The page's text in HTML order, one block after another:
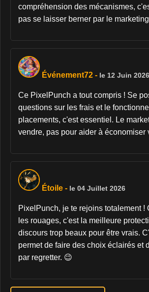
compréhension des mécanismes,
pas se laisser berner par le
Événement72 - le 12 Juin 2026
Ce PixelPunch a tout compris ! Se
questions sur les frais et le
placements, c'est essentiel. Le
vendre, pas pour aider à économiser
Étoile - le 04 Juillet 2026
PixelPunch, je te rejoins totalement !
les rouages, c'est la meilleure
discours trop beaux pour être vrais.
permet de faire des choix éclairés et
par regretter. 😉